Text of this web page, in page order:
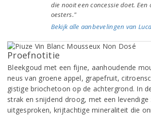
die nooit een concessie doet.
oesters."
Bekijk alle aanbevelingen van Luca
Proefnotitie
Bleekgoud met een fijne, aanhoudende
neus van groene appel, grapefruit,
gistige briochetoon op de achtergrond. In
strak en snijdend droog, met een levendige
uitgesproken, krijtachtige mineraliteit die